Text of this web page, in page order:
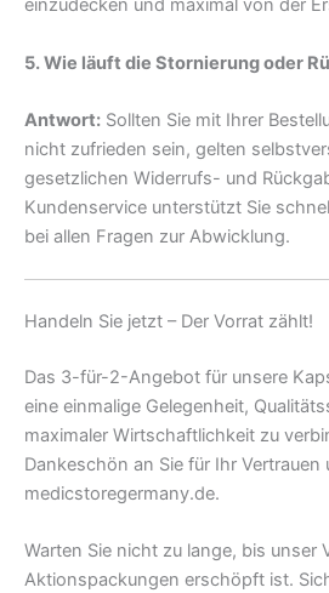
einzudecken und maximal von der
5. Wie läuft die Stornierung oder
Antwort: Sollten Sie mit Ihrer
nicht zufrieden sein, gelten
gesetzlichen Widerrufs- und
Kundenservice unterstützt Sie
bei allen Fragen zur Abwicklung.
Handeln Sie jetzt – Der Vorrat zählt!
Das 3-für-2-Angebot für unsere
eine einmalige Gelegenheit,
maximaler Wirtschaftlichkeit zu
Dankeschön an Sie für Ihr
medicstoregermany.de.
Warten Sie nicht zu lange, bis unser
Aktionspackungen erschöpft ist.